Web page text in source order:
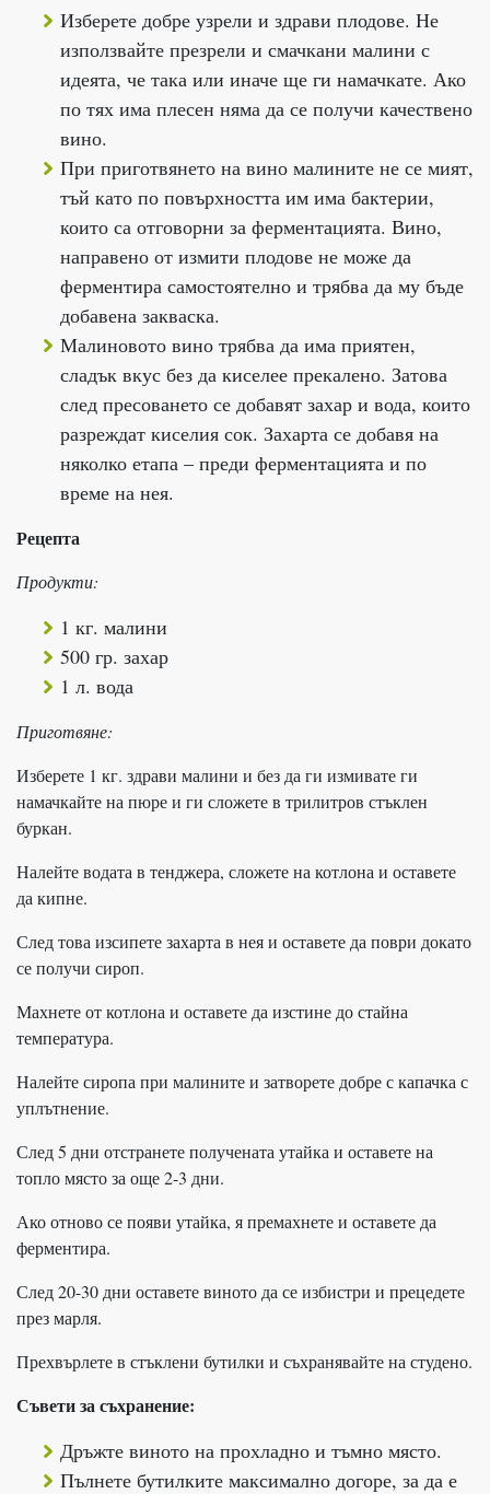
Изберете добре узрели и здрави плодове. Не
използвайте презрели и смачкани малини с
идеята, че така или иначе ще ги намачкате. Ако
по тях има плесен няма да се получи качествено
вино.
При приготвянето на вино малините не се мият,
тъй като по повърхността им има бактерии,
които са отговорни за ферментацията. Вино,
направено от измити плодове не може да
ферментира самостоятелно и трябва да му бъде
добавена закваска.
Малиновото вино трябва да има приятен,
сладък вкус без да киселее прекалено. Затова
след пресоването се добавят захар и вода, които
разреждат киселия сок. Захарта се добавя на
няколко етапа – преди ферментацията и по
време на нея.
Рецепта
Продукти:
1 кг. малини
500 гр. захар
1 л. вода
Приготвяне:
Изберете 1 кг. здрави малини и без да ги измивате ги
намачкайте на пюре и ги сложете в трилитров стъклен
буркан.
Налейте водата в тенджера, сложете на котлона и оставете
да кипне.
След това изсипете захарта в нея и оставете да поври докато
се получи сироп.
Махнете от котлона и оставете да изстине до стайна
температура.
Налейте сиропа при малините и затворете добре с капачка с
уплътнение.
След 5 дни отстранете получената утайка и оставете на
топло място за още 2-3 дни.
Ако отново се появи утайка, я премахнете и оставете да
ферментира.
След 20-30 дни оставете виното да се избистри и прецедете
през марля.
Прехвърлете в стъклени бутилки и съхранявайте на студено.
Съвети за съхранение:
Дръжте виното на прохладно и тъмно място.
Пълнете бутилките максимално догоре, за да е